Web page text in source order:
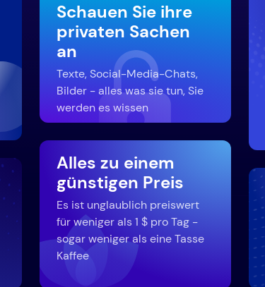
Schauen Sie ihre
privaten Sachen
an
Texte, Social-Media-Chats,
Bilder - alles was sie tun, Sie
werden es wissen
Alles zu einem
günstigen Preis
Es ist unglaublich preiswert
für weniger als 1 $ pro Tag -
sogar weniger als eine Tasse
Kaffee